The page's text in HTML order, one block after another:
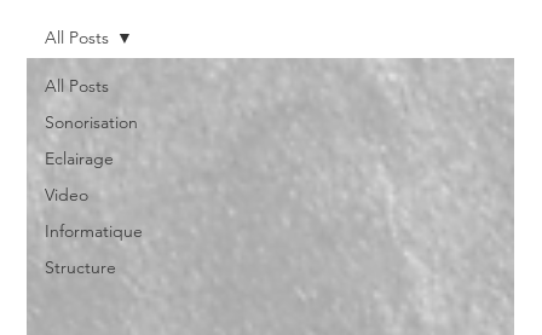
All Posts
Sonorisation
Eclairage
Video
Informatique
Structure
All Posts